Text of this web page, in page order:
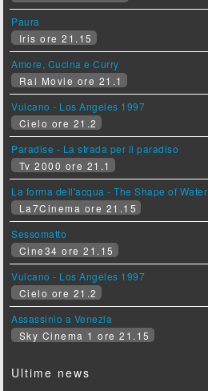
Paura
Iris ore 21.15
Amore, Cucina e Curry
Rai Movie ore 21.1
Vulcano - Los Angeles 1997
Cielo ore 21.2
Paradise - La strada per il paradiso
Tv 2000 ore 21.1
La forma dell'acqua - The Shape of Water
La7Cinema ore 21.15
Sessomatto
Cine34 ore 21.15
Vulcano - Los Angeles 1997
Cielo ore 21.2
Assassinio a Venezia
Sky Cinema 1 ore 21.15
Ultime news